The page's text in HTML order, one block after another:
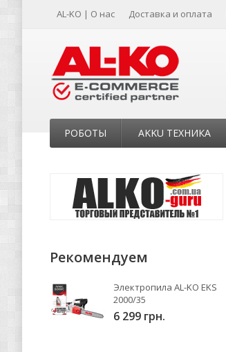
AL-KO | О нас Доставка и оплата
РОБОТЫ AKKU ТЕХНИКА
Рекомендуем
Электропила AL-KO EKS
2000/35
6 299 грн.